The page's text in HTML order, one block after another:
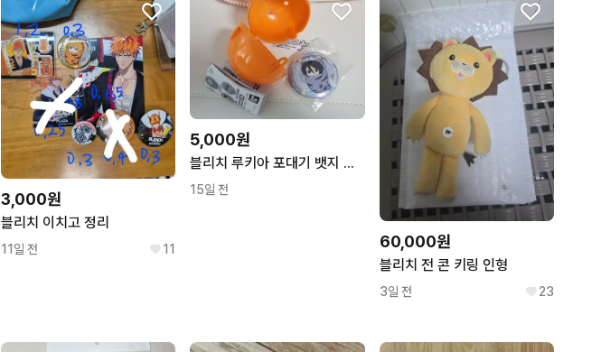
무리한 네고를 하지 않아요. 3
3,000원
블리치 이치고 정리
11일 전 11
5,000원
블리치 루키아 포대기 뱃지 가챠
15일 전
60,000원
블리치 전 콘 키링 인형
3일 전 23